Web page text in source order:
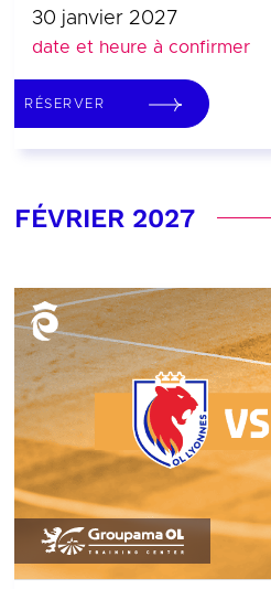
30 janvier 2027
date et heure à confirmer
RÉSERVER
FÉVRIER 2027